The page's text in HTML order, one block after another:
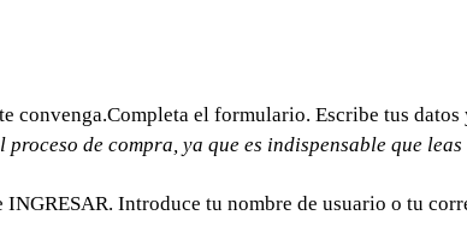
convenga.Completa el formulario. Escribe tus
de compra, ya que es indispensable que
Introduce tu nombre de usuario o tu